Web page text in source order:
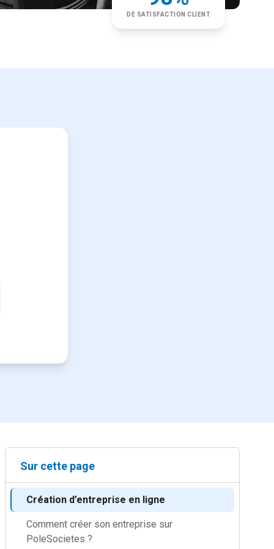
DE SATISFACTION CLIENT
Sur cette page
Création d’entreprise en ligne
Comment créer son entreprise sur
PoleSocietes ?